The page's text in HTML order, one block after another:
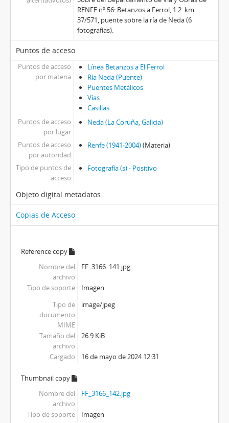
RENFE nº 56: Betanzos a Ferrol, 1.2. km.
37/571, puente sobre la ría de Neda (6
fotografías).
Puntos de acceso
Puntos de acceso
por materia
Línea Betanzos a El Ferrol
Ría Neda (Puente)
Puentes Metálicos
Vías
Casillas
Puntos de acceso
por lugar
Neda (La Coruña, Galicia)
Puntos de acceso
por autoridad
Renfe (1941-2004)(Materia)
Tipo de puntos de
acceso
Fotografía (s) - Positivo
Objeto digital metadatos
Copias de Acceso
Reference copy
Nombre del
archivo
FF_3166_141.jpg
Tipo de soporte
Imagen
Tipo de
documento
MIME
image/jpeg
Tamaño del
archivo
26.9 KiB
Cargado 16 de mayo de 2024 12:31
Thumbnail copy
Nombre del
archivo
FF_3166_142.jpg
Tipo de soporte
Imagen